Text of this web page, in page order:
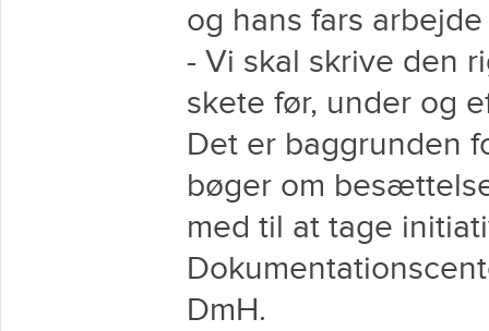
og hans fars
- Vi skal skrive den
skete før, under og
Det er baggrunden
bøger om
med til at tage
DmH.